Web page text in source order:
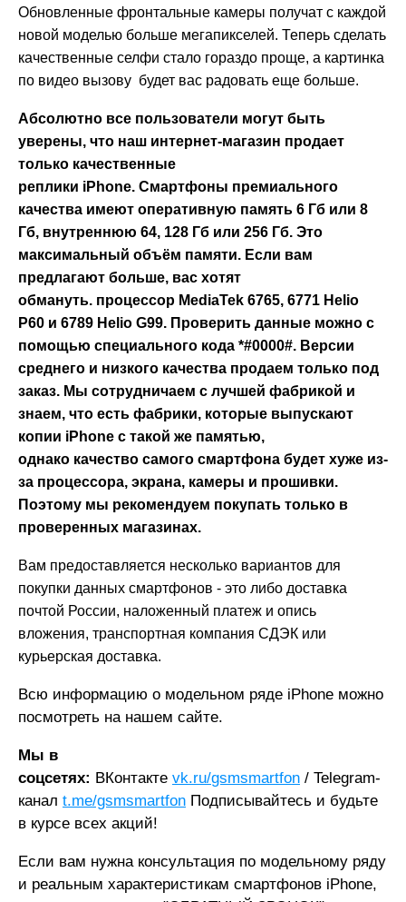
Обновленные фронтальные камеры получат с каждой
новой моделью больше мегапикселей. Теперь сделать
качественные селфи стало гораздо проще, а картинка
по видео вызову будет вас радовать еще больше.
Абсолютно все пользователи могут быть
уверены, что наш интернет-магазин продает
только качественные
реплики iPhone. Смартфоны премиального
качества имеют оперативную память 6 Гб или 8
Гб, внутреннюю 64, 128 Гб или 256 Гб. Это
максимальный объём памяти. Если вам
предлагают больше, вас хотят
обмануть. процессор MediaTek 6765, 6771 Helio
P60 и 6789 Helio G99. Проверить данные можно с
помощью специального кода *#0000#. Версии
среднего и низкого качества продаем только под
заказ. Мы сотрудничаем с лучшей фабрикой и
знаем, что есть фабрики, которые выпускают
копии iPhone c такой же памятью,
однако качество самого смартфона будет хуже из-
за процессора, экрана, камеры и прошивки.
Поэтому мы рекомендуем покупать только в
проверенных магазинах.
Вам предоставляется несколько вариантов для
покупки данных смартфонов - это либо доставка
почтой России, наложенный платеж и опись
вложения, транспортная компания СДЭК или
курьерская доставка.
Всю информацию о модельном ряде iPhone можно
посмотреть на нашем сайте.
Мы в
соцсетях: ВКонтакте vk.ru/gsmsmartfon / Telegram-
канал t.me/gsmsmartfon Подписывайтесь и будьте
в курсе всех акций!
Если вам нужна консультация по модельному ряду
и реальным характеристикам смартфонов iPhone,